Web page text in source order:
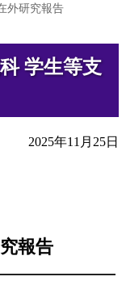
外研究報告
学生等支
2025年11月25日
報告